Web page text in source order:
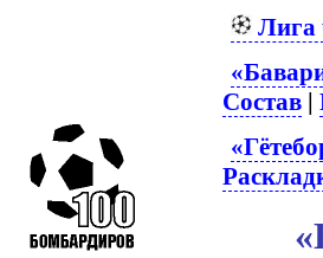
Лига
Состав |